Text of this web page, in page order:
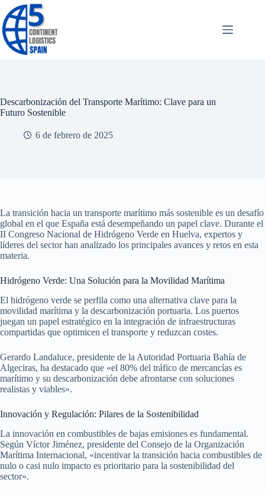
Saltar
al
contenido
Descarbonización del Transporte Marítimo: Clave para un
Futuro Sostenible
6 de febrero de 2025
La transición hacia un transporte marítimo más sostenible es un desafío
global en el que España está desempeñando un papel clave. Durante el
II Congreso Nacional de Hidrógeno Verde en Huelva, expertos y
líderes del sector han analizado los principales avances y retos en esta
materia.
Hidrógeno Verde: Una Solución para la Movilidad Marítima
El hidrógeno verde se perfila como una alternativa clave para la
movilidad marítima y la descarbonización portuaria. Los puertos
juegan un papel estratégico en la integración de infraestructuras
compartidas que optimicen el transporte y reduzcan costes.
Gerardo Landaluce, presidente de la Autoridad Portuaria Bahía de
Algeciras, ha destacado que «el 80% del tráfico de mercancías es
marítimo y su descarbonización debe afrontarse con soluciones
realistas y viables».
Innovación y Regulación: Pilares de la Sostenibilidad
La innovación en combustibles de bajas emisiones es fundamental.
Según Víctor Jiménez, presidente del Consejo de la Organización
Marítima Internacional, «incentivar la transición hacia combustibles de
nulo o casi nulo impacto es prioritario para la sostenibilidad del
sector».